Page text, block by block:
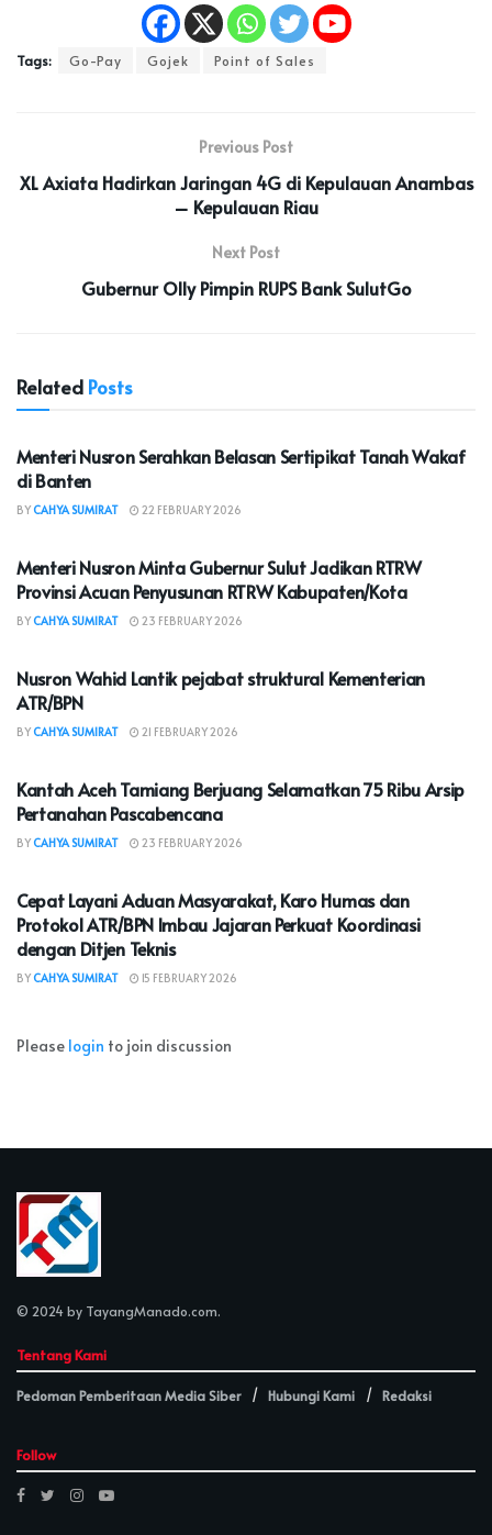
Tags: Go-Pay Gojek Point of Sales
Previous Post
XL Axiata Hadirkan Jaringan 4G di Kepulauan Anambas
– Kepulauan Riau
Next Post
Gubernur Olly Pimpin RUPS Bank SulutGo
Related Posts
NASIONAL
Menteri Nusron Serahkan Belasan Sertipikat Tanah Wakaf
di Banten
BYCAHYA SUMIRAT 22 FEBRUARY 2026
Menteri Nusron Minta Gubernur Sulut Jadikan RTRW
Provinsi Acuan Penyusunan RTRW Kabupaten/Kota
BYCAHYA SUMIRAT 23 FEBRUARY 2026
Nusron Wahid Lantik pejabat struktural Kementerian
ATR/BPN
BYCAHYA SUMIRAT 21 FEBRUARY 2026
Kantah Aceh Tamiang Berjuang Selamatkan 75 Ribu Arsip
Pertanahan Pascabencana
BYCAHYA SUMIRAT 23 FEBRUARY 2026
Cepat Layani Aduan Masyarakat, Karo Humas dan
Protokol ATR/BPN Imbau Jajaran Perkuat Koordinasi
dengan Ditjen Teknis
BYCAHYA SUMIRAT 15 FEBRUARY 2026
Please login to join discussion
© 2024 by TayangManado.com.
Tentang Kami
Pedoman Pemberitaan Media Siber Hubungi Kami Redaksi
Follow